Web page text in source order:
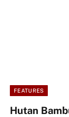
FEATURES
Hutan